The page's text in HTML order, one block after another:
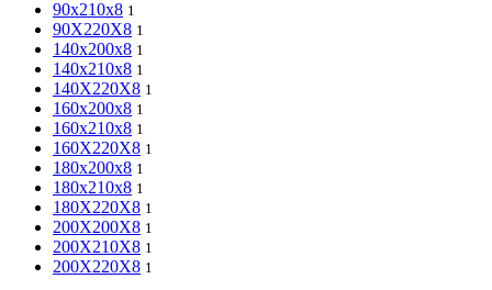
90x210x8 1
90X220X8 1
140x200x8 1
140x210x8 1
140X220X8 1
160x200x8 1
160x210x8 1
160X220X8 1
180x200x8 1
180x210x8 1
180X220X8 1
200X200X8 1
200X210X8 1
200X220X8 1